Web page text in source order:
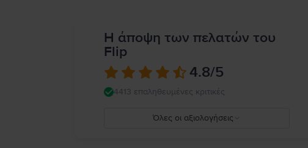
Η άποψη των πελατών του
Flip
4.8/5
4413 επαληθευμένες κριτικές
Όλες οι αξιολογήσεις